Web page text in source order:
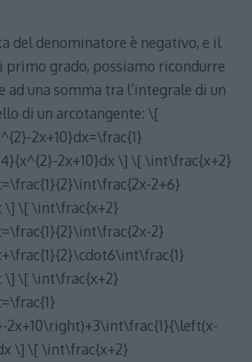
del denominatore è negativo, e il
primo grado, possiamo ricondurre
ad una somma tra l’integrale di un
di un arcotangente: \[
2x+10}dx=\frac{1}
2x+10}dx \] \[ \int\frac{x+2}
2+6}
\] \[ \int\frac{x+2}
2}
\] \[ \int\frac{x+2}
\] \[ \int\frac{x+2}